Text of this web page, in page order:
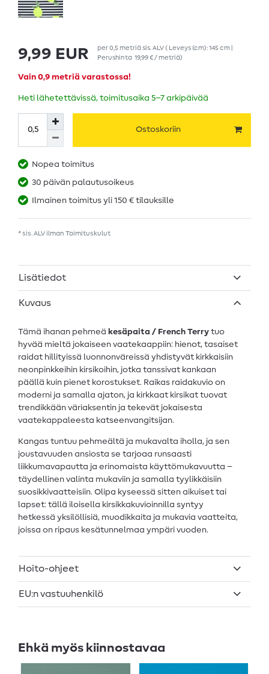
9,99 EUR per0,5 metriäsis. ALV( Leveys (cm): 145 cm |
Perushinta 19,99 € / metriä)
Vain 0,9 metriä varastossa!
Heti lähetettävissä, toimitusaika 5–7 arkipäivää
Ostoskoriin
Nopea toimitus
30 päivän palautusoikeus
Ilmainen toimitus yli 150 € tilauksille
* sis. ALV ilman Toimituskulut
Lisätiedot
Kuvaus
Tämä ihanan pehmeä kesäpaita / French Terry tuo
hyvää mieltä jokaiseen vaatekaappiin: hienot, tasaiset
raidat hillityissä luonnonväreissä yhdistyvät kirkkaisiin
neonpinkkeihin kirsikoihin, jotka tanssivat kankaan
päällä kuin pienet korostukset. Raikas raidakuvio on
moderni ja samalla ajaton, ja kirkkaat kirsikat tuovat
trendikkään väriaksentin ja tekevät jokaisesta
vaatekappaleesta katseenvangitsijan.
Kangas tuntuu pehmeältä ja mukavalta iholla, ja sen
joustavuuden ansiosta se tarjoaa runsaasti
liikkumavapautta ja erinomaista käyttömukavuutta –
täydellinen valinta mukaviin ja samalla tyylikkäisiin
suosikkivaatteisiin. Olipa kyseessä sitten aikuiset tai
lapset: tällä iloisella kirsikkakuvioinnilla syntyy
hetkessä yksilöllisiä, muodikkaita ja mukavia vaatteita,
joissa on ripaus kesätunnelmaa ympäri vuoden.
Hoito-ohjeet
EU:n vastuuhenkilö
Ehkä myös kiinnostavaa